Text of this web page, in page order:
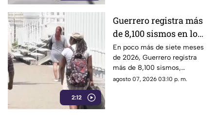
2:12
Guerrero registra más
de 8,100 sismos en lo
que va de 2026, el año
con mayor sismicidad
de los últimos cinco
años
En poco más de siete meses
de 2026, Guerrero registra
más de 8,100 sismos,
posicionándose como el año
agosto 07, 2026 03:10 p. m.